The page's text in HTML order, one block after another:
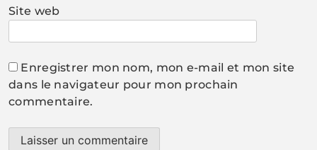
Site web
Enregistrer mon nom, mon e-mail et mon site
dans le navigateur pour mon prochain
commentaire.